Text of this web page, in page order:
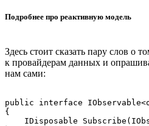
Подробнее про реактивную модель
Здесь стоит сказать пару слов о
к провайдерам данных и
нам сами:
public interface
{
IDisposable